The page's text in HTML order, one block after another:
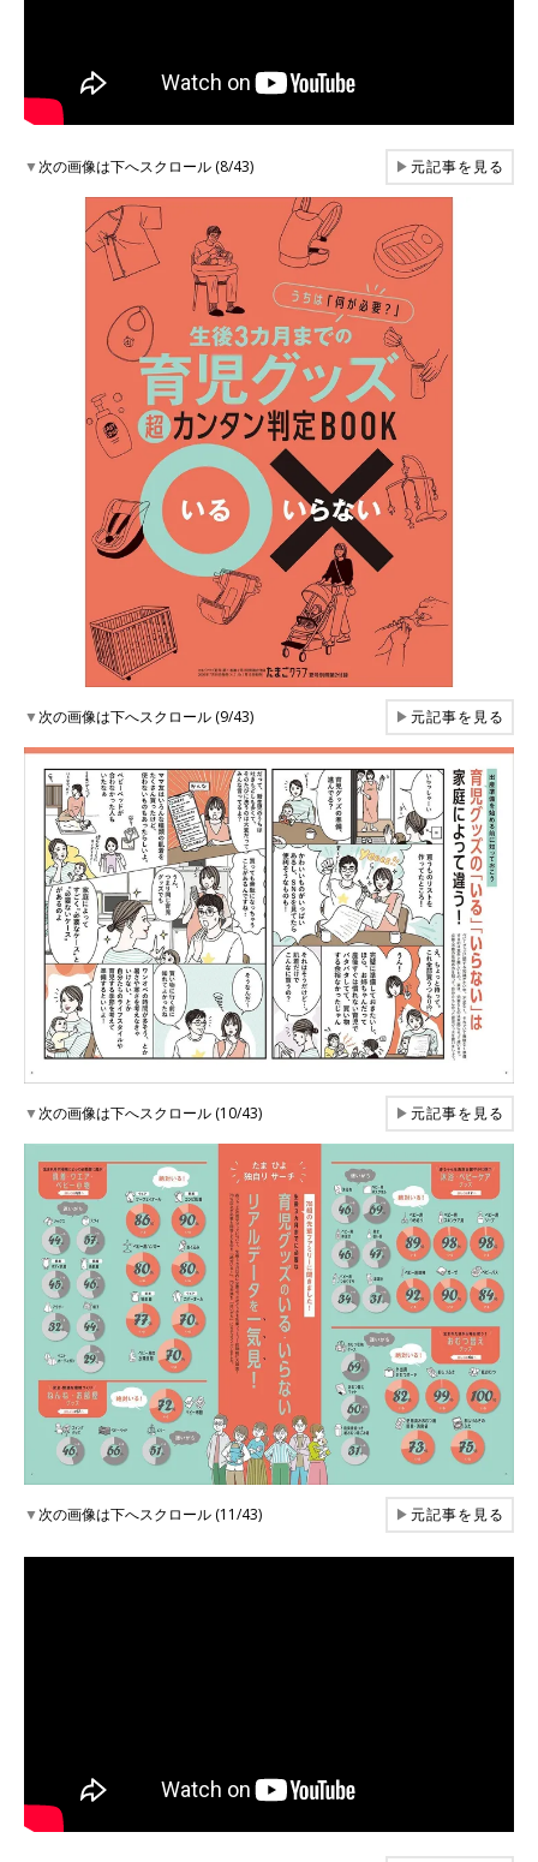
▼次の画像は下へスクロール (8/43) ▶元記事を見る
▼次の画像は下へスクロール (9/43) ▶元記事を見る
▼次の画像は下へスクロール (10/43) ▶元記事を見る
▼次の画像は下へスクロール (11/43) ▶元記事を見る